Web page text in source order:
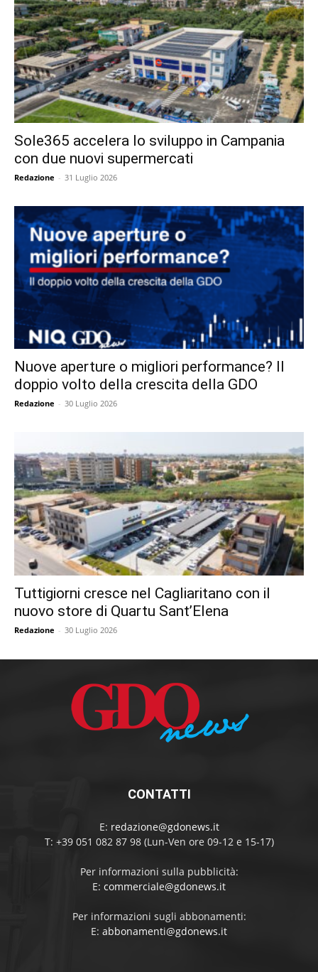
Sole365 accelera lo sviluppo in Campania
con due nuovi supermercati
Redazione - 31 Luglio 2026
Nuove aperture o migliori performance? Il
doppio volto della crescita della GDO
Redazione - 30 Luglio 2026
Tuttigiorni cresce nel Cagliaritano con il
nuovo store di Quartu Sant’Elena
Redazione - 30 Luglio 2026
CONTATTI
E: redazione@gdonews.it
T: +39 051 082 87 98 (Lun-Ven ore 09-12 e 15-17)
Per informazioni sulla pubblicità:
E: commerciale@gdonews.it
Per informazioni sugli abbonamenti:
E: abbonamenti@gdonews.it